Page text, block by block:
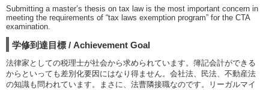
Submitting a master’s thesis on tax law is the most important concern in
meeting the requirements of “tax laws exemption program” for the CTA
examination.
学修到達目標 / Achievement Goal
法律家としての税理士が社会から求められています。簿記会計ができる
からといっても差別化要因にはなり得ません。会社法、民法、不動産法
の知識も問われています。まさに、法曹隣接職なのです。リーガルマイ